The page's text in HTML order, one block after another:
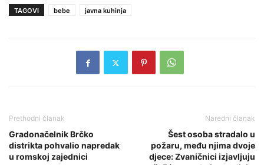
TAGOVI
bebe javna kuhinja
Prethodni članak
Gradonačelnik Brčko
distrikta pohvalio napredak
u romskoj zajednici
Naredni članak
Šest osoba stradalo u
požaru, među njima dvoje
djece: Zvaničnici izjavljuju